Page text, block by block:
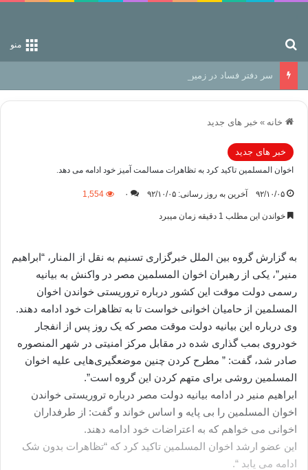
منو
سر دفتر فساد در زمین‌، دوری وکناره‌گیری از راه خداست‌!
خانه » خبر های جدید
خبر های جدید
اخوان المسلمین تاکید کرد به تظاهرات مسالمت آمیز خود ادامه می دهد.
۹۲/۱۰/۰۵ آخرین به روز رسانی: ۹۲/۱۰/۰۵ ۰ 1,554
خواندن این مطلب 1 دقیقه زمان میبرد
به گزارش گروه بین الملل خبرگزاری تسنیم به نقل از المنار، “ابراهیم
منیر”، یکی از رهبران اخوان المسلمین مصر در واکنش به بیانیه
رسمی دولت موقت این کشور درباره تروریستی خواندن اخوان
المسلمین از حامیان اخوانی خواست تا به تظاهرات خود ادامه دهند.
وی درباره این بیانیه دولت موقت مصر که یک روز پس از انفجار
خودروی بمب گذاری شده در مقابل مرکز امنیتی در شهر المنصوره
صادر شد، گفت: ” مطرح کردن چنین موضعگیری‌هایی علیه اخوان
المسلمین روشی برای متهم کردن این گروه است”.
ابراهیم منیر در ادامه بیانیه دولت مصر درباره تروریستی خواندن
اخوان المسلمین را بی پایه و اساس خواند و گفت: از طرفداران
اخوانی می خواهم که به اعتراضات خود ادامه دهند.
این عضو ارشد اخوان المسلمین تاکید کرد که “تظاهرات بدون شک
ادامه می یابد “.